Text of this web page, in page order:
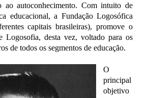
ao autoconhecimento. Com intuito de
educacional, a Fundação Logosófica
capitais brasileiras), promove o
Logosofia, desta vez, voltado para os
de todos os segmentos de educação.
O
principal
objetivo